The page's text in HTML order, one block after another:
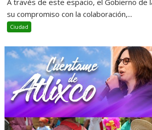
su compromiso con la colaboración,...
Ciudad